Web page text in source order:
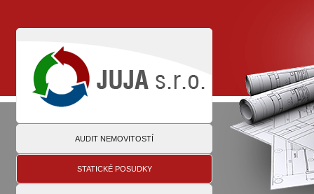
AUDIT NEMOVITOSTÍ
STATICKÉ POSUDKY